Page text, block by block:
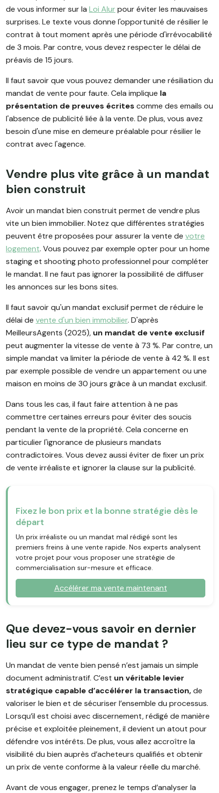
de vous informer sur la Loi Alur pour éviter les mauvaises
surprises. Le texte vous donne l'opportunité de résilier le
contrat à tout moment après une période d'irrévocabilité
de 3 mois. Par contre, vous devez respecter le délai de
préavis de 15 jours.
Il faut savoir que vous pouvez demander une résiliation du
mandat de vente pour faute. Cela implique la
présentation de preuves écrites comme des emails ou
l'absence de publicité liée à la vente. De plus, vous avez
besoin d'une mise en demeure préalable pour résilier le
contrat avec l'agence.
Vendre plus vite grâce à un mandat
bien construit
Avoir un mandat bien construit permet de vendre plus
vite un bien immobilier. Notez que différentes stratégies
peuvent être proposées pour assurer la vente de votre
logement. Vous pouvez par exemple opter pour un home
staging et shooting photo professionnel pour compléter
le mandat. Il ne faut pas ignorer la possibilité de diffuser
les annonces sur les bons sites.
Il faut savoir qu'un mandat exclusif permet de réduire le
délai de vente d'un bien immobilier. D'après
MeilleursAgents (2025), un mandat de vente exclusif
peut augmenter la vitesse de vente à 73 %. Par contre, un
simple mandat va limiter la période de vente à 42 %. Il est
par exemple possible de vendre un appartement ou une
maison en moins de 30 jours grâce à un mandat exclusif.
Dans tous les cas, il faut faire attention à ne pas
commettre certaines erreurs pour éviter des soucis
pendant la vente de la propriété. Cela concerne en
particulier l'ignorance de plusieurs mandats
contradictoires. Vous devez aussi éviter de fixer un prix
de vente irréaliste et ignorer la clause sur la publicité.
Fixez le bon prix et la bonne stratégie dès le
départ
Un prix irréaliste ou un mandat mal rédigé sont les
premiers freins à une vente rapide. Nos experts analysent
votre projet pour vous proposer une stratégie de
commercialisation sur-mesure et efficace.
Accélérer ma vente maintenant
Que devez-vous savoir en dernier
lieu sur ce type de mandat ?
Un mandat de vente bien pensé n’est jamais un simple
document administratif. C’est un véritable levier
stratégique capable d’accélérer la transaction,de
valoriser le bien et de sécuriser l’ensemble du processus.
Lorsqu’il est choisi avec discernement, rédigé de manière
précise et exploitée pleinement, il devient un atout pour
défendre vos intérêts. De plus, vous allez accroître la
visibilité du bien auprès d’acheteurs qualifiés et obtenir
un prix de vente conforme à la valeur réelle du marché.
Avant de vous engager, prenez le temps d’analyser la